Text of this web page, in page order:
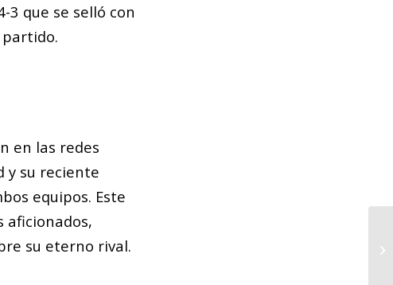
3 que se selló con
en las redes
y su reciente
equipos. Este
aficionados,
su eterno rival.